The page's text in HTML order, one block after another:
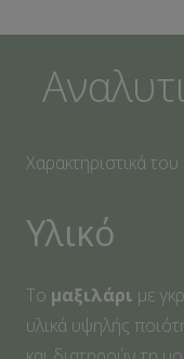
Γκρι
Ρέλι
ποσότητα
Χαρακτηριστικά του
Υλικό
Το μαξιλάρι με
υλικά υψηλής